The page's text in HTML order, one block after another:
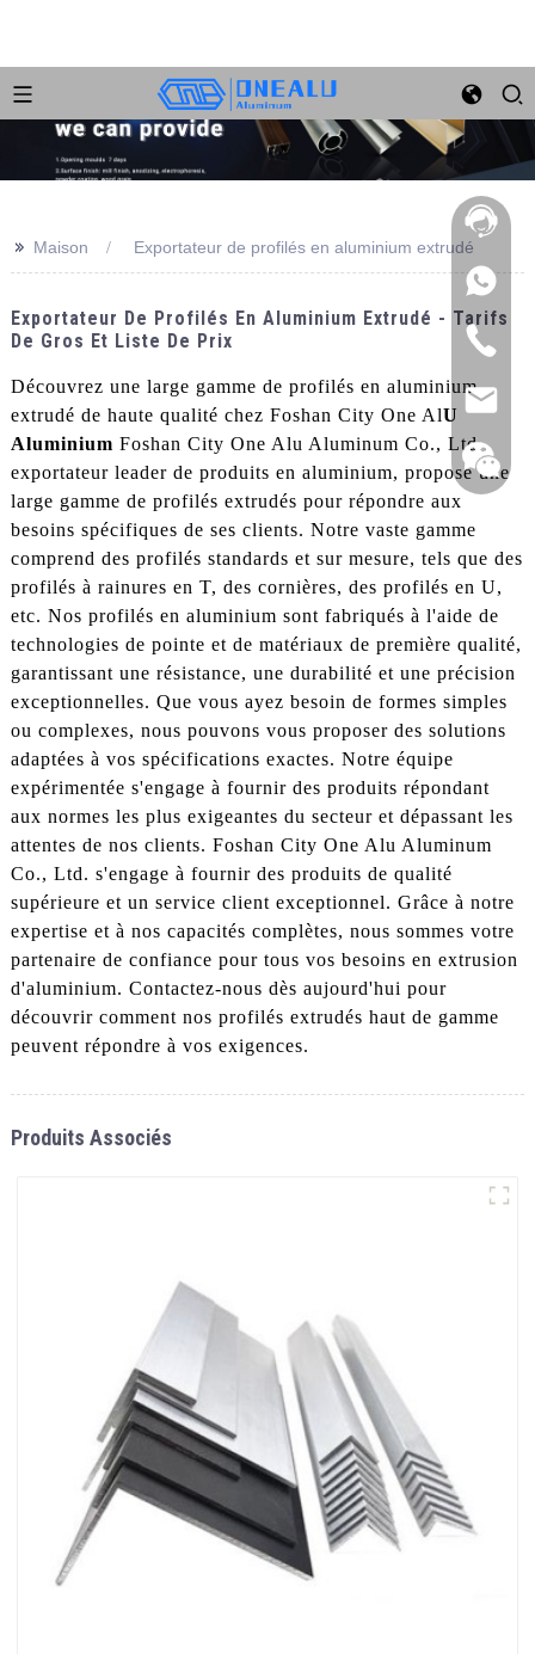
>> Maison Exportateur de profilés en aluminium extrudé
Exportateur De Profilés En Aluminium Extrudé - Tarifs
De Gros Et Liste De Prix
Découvrez une large gamme de profilés en aluminium
extrudé de haute qualité chez Foshan City One AlU
Aluminium Foshan City One Alu Aluminum Co., Ltd.,
exportateur leader de produits en aluminium, propose une
large gamme de profilés extrudés pour répondre aux
besoins spécifiques de ses clients. Notre vaste gamme
comprend des profilés standards et sur mesure, tels que des
profilés à rainures en T, des cornières, des profilés en U,
etc. Nos profilés en aluminium sont fabriqués à l'aide de
technologies de pointe et de matériaux de première qualité,
garantissant une résistance, une durabilité et une précision
exceptionnelles. Que vous ayez besoin de formes simples
ou complexes, nous pouvons vous proposer des solutions
adaptées à vos spécifications exactes. Notre équipe
expérimentée s'engage à fournir des produits répondant
aux normes les plus exigeantes du secteur et dépassant les
attentes de nos clients. Foshan City One Alu Aluminum
Co., Ltd. s'engage à fournir des produits de qualité
supérieure et un service client exceptionnel. Grâce à notre
expertise et à nos capacités complètes, nous sommes votre
partenaire de confiance pour tous vos besoins en extrusion
d'aluminium. Contactez-nous dès aujourd'hui pour
découvrir comment nos profilés extrudés haut de gamme
peuvent répondre à vos exigences.
Produits Associés